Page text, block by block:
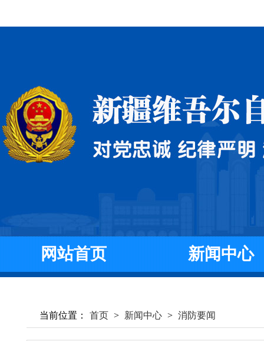
网站首页 新闻中心
当前位置： 首页 > 新闻中心 > 消防要闻